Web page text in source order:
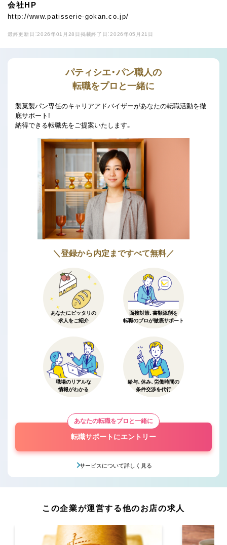
会社HP
http://www.patisserie-gokan.co.jp/
最終更新日：2026年01月28日 掲載終了日：2026年05月21日
パティシエ・パン職人の
転職をプロと一緒に
製菓製パン専任のキャリアアドバイザーがあなたの転職活動を徹
底サポート!
納得できる転職先をご提案いたします。
＼登録から内定まですべて無料／
あなたにピッタリの
求人をご紹介
面接対策、書類添削を
転職のプロが徹底サポート
職場のリアルな
情報がわかる
給与、休み、労働時間の
条件交渉を代行
あなたの転職をプロと一緒に
転職サポートにエントリー
サービスについて詳しく見る
この企業が運営する他のお店の求人